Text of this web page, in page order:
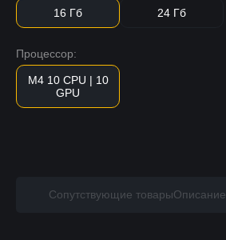
16 Гб 24 Гб
Процессор:
M4 10 CPU | 10
GPU
Сопутствующие товарыОписание